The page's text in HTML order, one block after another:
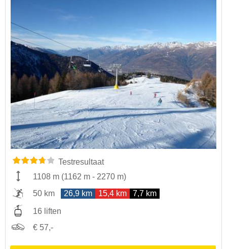
Testresultaat
1108 m (1162 m - 2270 m)
50 km
26,9 km 15,4 km 7,7 km
16 liften
€ 57,-